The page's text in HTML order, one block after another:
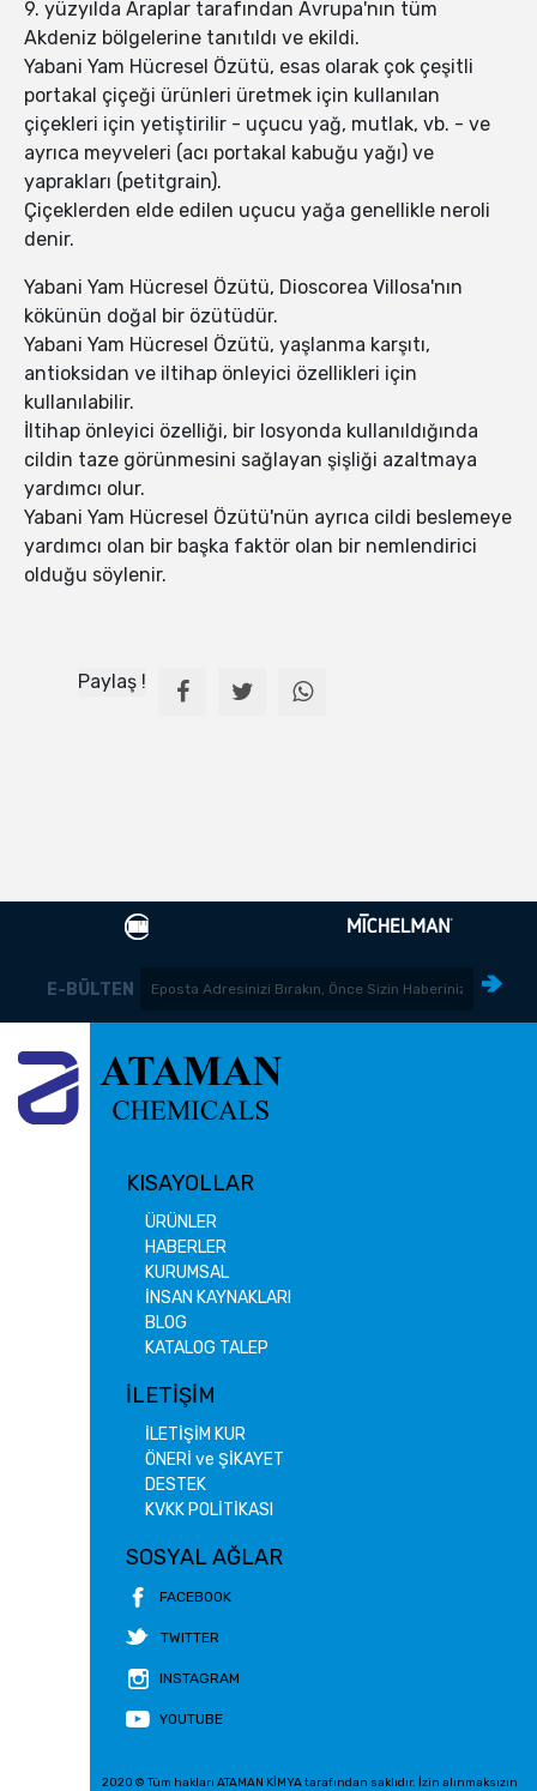
9. yüzyılda Araplar tarafından Avrupa'nın tüm
Akdeniz bölgelerine tanıtıldı ve ekildi.
Yabani Yam Hücresel Özütü, esas olarak çok çeşitli
portakal çiçeği ürünleri üretmek için kullanılan
çiçekleri için yetiştirilir - uçucu yağ, mutlak, vb. - ve
ayrıca meyveleri (acı portakal kabuğu yağı) ve
yaprakları (petitgrain).
Çiçeklerden elde edilen uçucu yağa genellikle neroli
denir.
Yabani Yam Hücresel Özütü, Dioscorea Villosa'nın
kökünün doğal bir özütüdür.
Yabani Yam Hücresel Özütü, yaşlanma karşıtı,
antioksidan ve iltihap önleyici özellikleri için
kullanılabilir.
İltihap önleyici özelliği, bir losyonda kullanıldığında
cildin taze görünmesini sağlayan şişliği azaltmaya
yardımcı olur.
Yabani Yam Hücresel Özütü'nün ayrıca cildi beslemeye
yardımcı olan bir başka faktör olan bir nemlendirici
olduğu söylenir.
Paylaş !
E-BÜLTEN
KISAYOLLAR
ÜRÜNLER
HABERLER
KURUMSAL
İNSAN KAYNAKLARI
BLOG
KATALOG TALEP
İLETİŞİM
İLETİŞİM KUR
ÖNERİ ve ŞİKAYET
DESTEK
KVKK POLİTİKASI
SOSYAL AĞLAR
FACEBOOK
TWITTER
INSTAGRAM
YOUTUBE
2020 © Tüm hakları ATAMAN KİMYA tarafından saklıdır. İzin alınmaksızın